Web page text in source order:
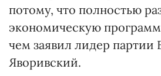
потому, что полностью
экономическую
чем заявил лидер партии
Яворивский.